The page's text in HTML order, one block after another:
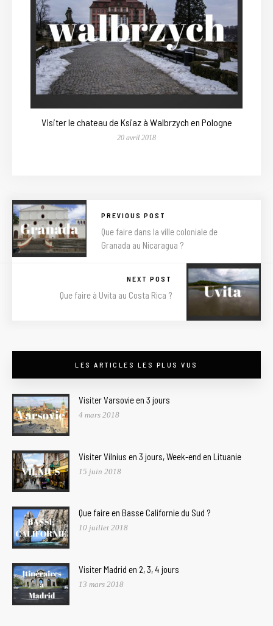
Visiter le chateau de Ksiaz à Walbrzych en Pologne
20 avril 2018
PREVIOUS POST
Que faire dans la ville coloniale de
Granada au Nicaragua ?
NEXT POST
Que faire à Uvita au Costa Rica ?
LES ARTICLES LES PLUS VUS
Visiter Varsovie en 3 jours
4 mars 2018
Visiter Vilnius en 3 jours, Week-end en Lituanie
15 juin 2018
Que faire en Basse Californie du Sud ?
10 juillet 2018
Visiter Madrid en 2, 3, 4 jours
13 mars 2018